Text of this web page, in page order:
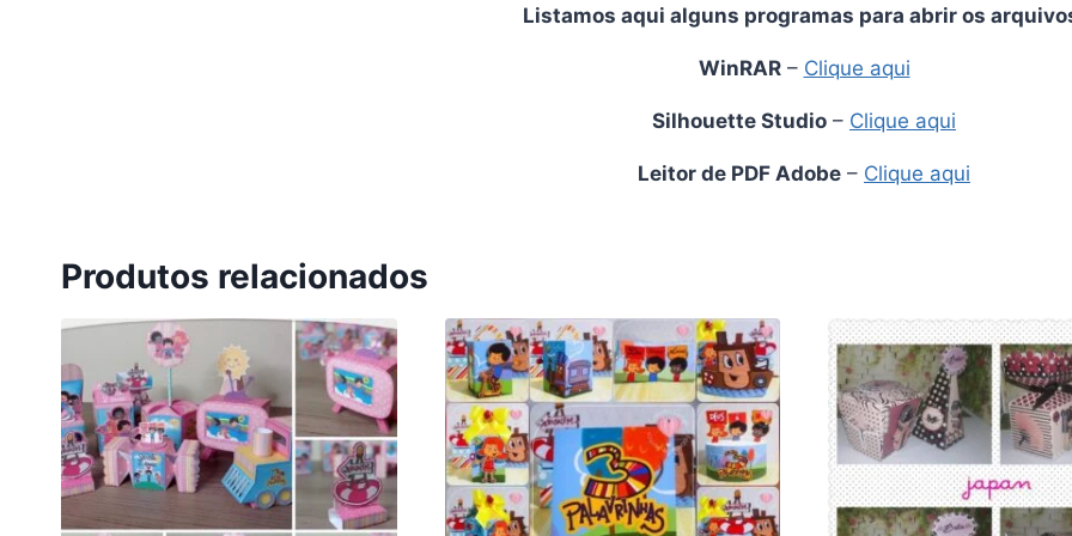
Listamos aqui alguns programas para abrir os
WinRAR– Clique aqui
Silhouette Studio – Clique aqui
Leitor de PDF Adobe – Clique aqui
Produtos relacionados